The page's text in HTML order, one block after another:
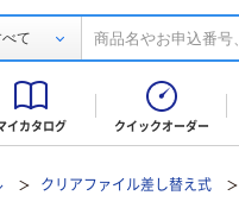
て
イカタログ クイックオーダー
クリアファイル差し替え式